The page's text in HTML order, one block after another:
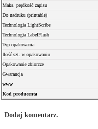
Maks. prędkość zapisu
Do nadruku (printable)
Technologia LightScribe
Technologia LabelFlash
Typ opakowania
Ilość szt. w opakowaniu
Opakowanie zbiorcze
Gwarancja
www
Kod producenta
Dodaj komentarz.